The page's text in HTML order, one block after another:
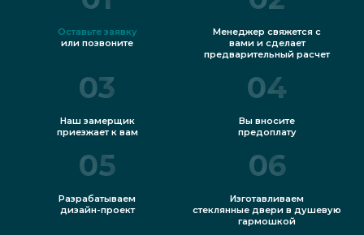
Оставьте заявку
или позвоните
Менеджер свяжется с
вами и сделает
предварительный расчет
03
Наш замерщик
приезжает к вам
04
Вы вносите
предоплату
05
Разрабатываем
дизайн-проект
06
Изготавливаем
стеклянные двери в душевую
гармошкой